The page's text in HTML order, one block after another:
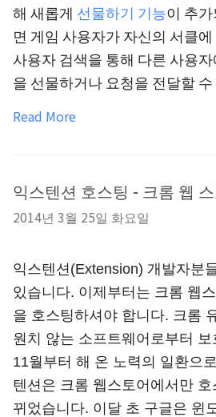
해 새롭게 선물하기 기능이 추
면 게임 사용자가 자신의 서클
사용자 검색을 통해 다른 사용
을 선물하거나 요청을 전달할
Read More
익스텐션 호스팅 - 크롬 웹
2014년 3월 25일 화요일
익스텐션(Extension) 개발자분
있습니다. 이제부터는 크롬 웹
을 호스팅하셔야 합니다. 크롬
원치 않는 소프트웨어로부터 보
11월부터 해 온 노력의 일환으
텐션은 크롬 웹스토어에서만
뀌었습니다. 이달 초 구글은 윈